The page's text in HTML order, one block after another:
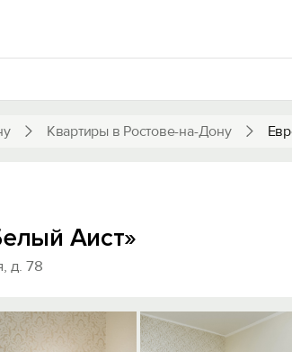
Квартиры в Ростове-на-Дону
Аист»
д. 78